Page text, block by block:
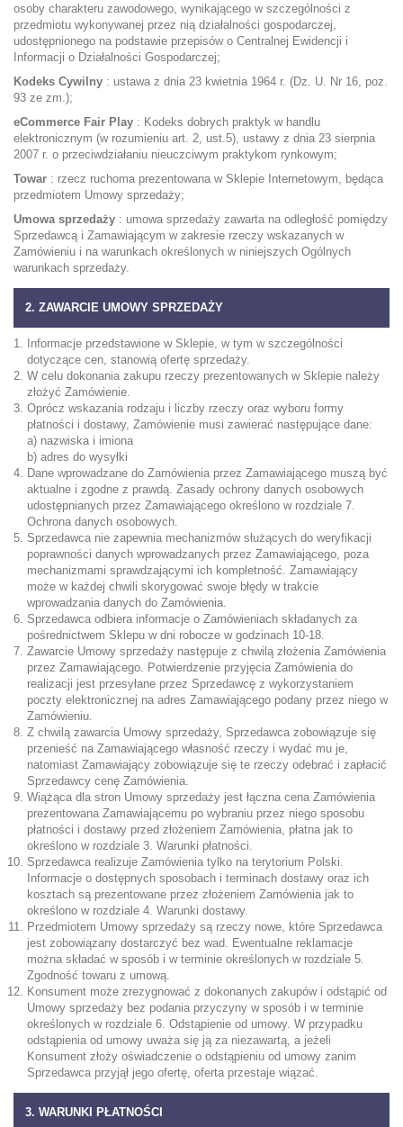
osoby charakteru zawodowego, wynikającego w szczególności z
przedmiotu wykonywanej przez nią działalności gospodarczej,
udostępnionego na podstawie przepisów o Centralnej Ewidencji i
Informacji o Działalności Gospodarczej;
Kodeks Cywilny : ustawa z dnia 23 kwietnia 1964 r. (Dz. U. Nr 16, poz.
93 ze zm.);
eCommerce Fair Play : Kodeks dobrych praktyk w handlu
elektronicznym (w rozumieniu art. 2, ust.5), ustawy z dnia 23 sierpnia
2007 r. o przeciwdziałaniu nieuczciwym praktykom rynkowym;
Towar : rzecz ruchoma prezentowana w Sklepie Internetowym, będąca
przedmiotem Umowy sprzedaży;
Umowa sprzedaży : umowa sprzedaży zawarta na odległość pomiędzy
Sprzedawcą i Zamawiającym w zakresie rzeczy wskazanych w
Zamówieniu i na warunkach określonych w niniejszych Ogólnych
warunkach sprzedaży.
2. ZAWARCIE UMOWY SPRZEDAŻY
Informacje przedstawione w Sklepie, w tym w szczególności
dotyczące cen, stanowią ofertę sprzedaży.
W celu dokonania zakupu rzeczy prezentowanych w Sklepie należy
złożyć Zamówienie.
Oprócz wskazania rodzaju i liczby rzeczy oraz wyboru formy
płatności i dostawy, Zamówienie musi zawierać następujące dane:
a) nazwiska i imiona
b) adres do wysyłki
Dane wprowadzane do Zamówienia przez Zamawiającego muszą być
aktualne i zgodne z prawdą. Zasady ochrony danych osobowych
udostępnianych przez Zamawiającego określono w rozdziale 7.
Ochrona danych osobowych.
Sprzedawca nie zapewnia mechanizmów służących do weryfikacji
poprawności danych wprowadzanych przez Zamawiającego, poza
mechanizmami sprawdzającymi ich kompletność. Zamawiający
może w każdej chwili skorygować swoje błędy w trakcie
wprowadzania danych do Zamówienia.
Sprzedawca odbiera informacje o Zamówieniach składanych za
pośrednictwem Sklepu w dni robocze w godzinach 10-18.
Zawarcie Umowy sprzedaży następuje z chwilą złożenia Zamówienia
przez Zamawiającego. Potwierdzenie przyjęcia Zamówienia do
realizacji jest przesyłane przez Sprzedawcę z wykorzystaniem
poczty elektronicznej na adres Zamawiającego podany przez niego w
Zamówieniu.
Z chwilą zawarcia Umowy sprzedaży, Sprzedawca zobowiązuje się
przenieść na Zamawiającego własność rzeczy i wydać mu je,
natomiast Zamawiający zobowiązuje się te rzeczy odebrać i zapłacić
Sprzedawcy cenę Zamówienia.
Wiążąca dla stron Umowy sprzedaży jest łączna cena Zamówienia
prezentowana Zamawiającemu po wybraniu przez niego sposobu
płatności i dostawy przed złożeniem Zamówienia, płatna jak to
określono w rozdziale 3. Warunki płatności.
Sprzedawca realizuje Zamówienia tylko na terytorium Polski.
Informacje o dostępnych sposobach i terminach dostawy oraz ich
kosztach są prezentowane przez złożeniem Zamówienia jak to
określono w rozdziale 4. Warunki dostawy.
Przedmiotem Umowy sprzedaży są rzeczy nowe, które Sprzedawca
jest zobowiązany dostarczyć bez wad. Ewentualne reklamacje
można składać w sposób i w terminie określonych w rozdziale 5.
Zgodność towaru z umową.
Konsument może zrezygnować z dokonanych zakupów i odstąpić od
Umowy sprzedaży bez podania przyczyny w sposób i w terminie
określonych w rozdziale 6. Odstąpienie od umowy. W przypadku
odstąpienia od umowy uważa się ją za niezawartą, a jeżeli
Konsument złoży oświadczenie o odstąpieniu od umowy zanim
Sprzedawca przyjął jego ofertę, oferta przestaje wiązać.
3. WARUNKI PŁATNOŚCI